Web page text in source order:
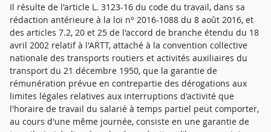
Il résulte de l'article L. 3123-16 du code du travail, dans sa
rédaction antérieure à la loi n° 2016-1088 du 8 août 2016, et
des articles 7.2, 20 et 25 de l'accord de branche étendu du 18
avril 2002 relatif à l'ARTT, attaché à la convention collective
nationale des transports routiers et activités auxiliaires du
transport du 21 décembre 1950, que la garantie de
rémunération prévue en contrepartie des dérogations aux
limites légales relatives aux interruptions d'activité que
l'horaire de travail du salarié à temps partiel peut comporter,
au cours d'une même journée, consiste en une garantie de